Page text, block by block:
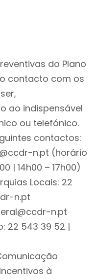
do Plano
o contacto com os
ao indispensável
ou telefónico.
contactos:
n.pt (horário
| 14h00 – 17h00)
Locais: 22
n.pt
n.pt
22 543 39 52 |
à